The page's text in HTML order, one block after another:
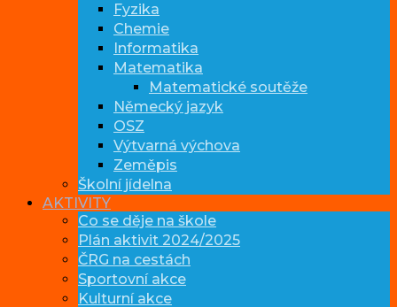
Fyzika
Chemie
Informatika
Matematika
Matematické soutěže
Německý jazyk
OSZ
Výtvarná výchova
Zeměpis
Školní jídelna
AKTIVITY
Co se děje na škole
Plán aktivit 2024/2025
ČRG na cestách
Sportovní akce
Kulturní akce